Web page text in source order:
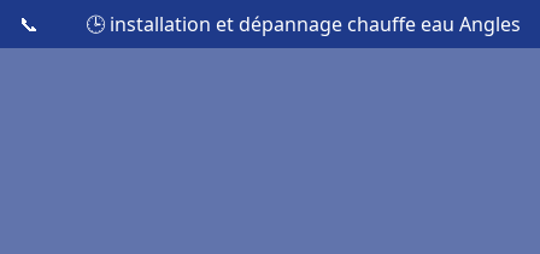
📞 🕒 installation et dépannage chauffe eau Angles